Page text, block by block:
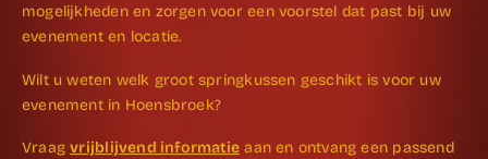
mogelijkheden en zorgen voor een voorstel dat past bij uw
evenement en locatie.
Wilt u weten welk groot springkussen geschikt is voor uw
evenement in Hoensbroek?
Vraagvrijblijvend informatie aan en ontvang een passend